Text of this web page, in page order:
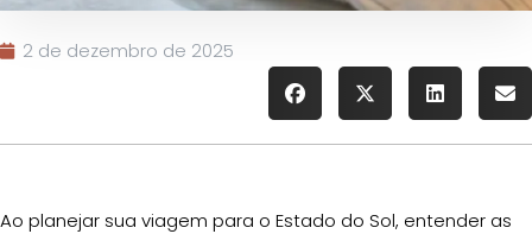
2 de dezembro de 2025
Ao planejar sua viagem para o Estado do Sol, entender as